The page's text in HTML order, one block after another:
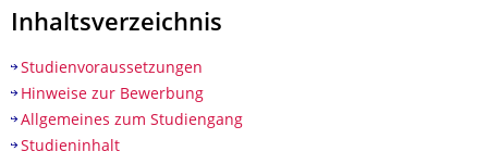
Inhaltsverzeichnis
Studienvoraussetzungen
Hinweise zur Bewerbung
Allgemeines zum Studiengang
Studieninhalt